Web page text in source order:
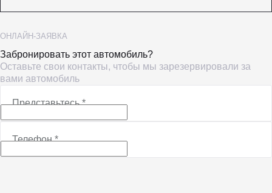
ОНЛАЙН-ЗАЯВКА
Забронировать этот автомобиль?
Оставьте свои контакты, чтобы мы зарезервировали за
вами автомобиль
Представьтесь*
Телефон*